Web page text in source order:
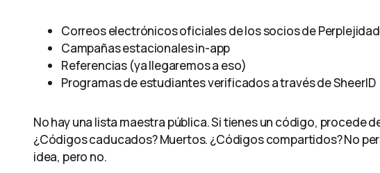
Correos electrónicos oficiales de los socios de Perplejidad
Campañas estacionales in-app
Referencias (ya llegaremos a eso)
Programas de estudiantes verificados a través de SheerID
No hay una lista maestra pública. Si tienes un código, procede
¿Códigos caducados? Muertos. ¿Códigos compartidos? No
idea, pero no.